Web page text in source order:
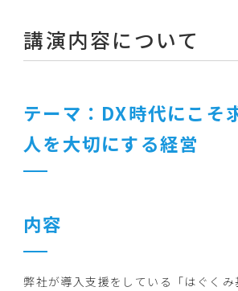
講演内容について
テーマ：DX時代にこそ
人を大切にする経営
内容
弊社が導入支援をしている「はぐく